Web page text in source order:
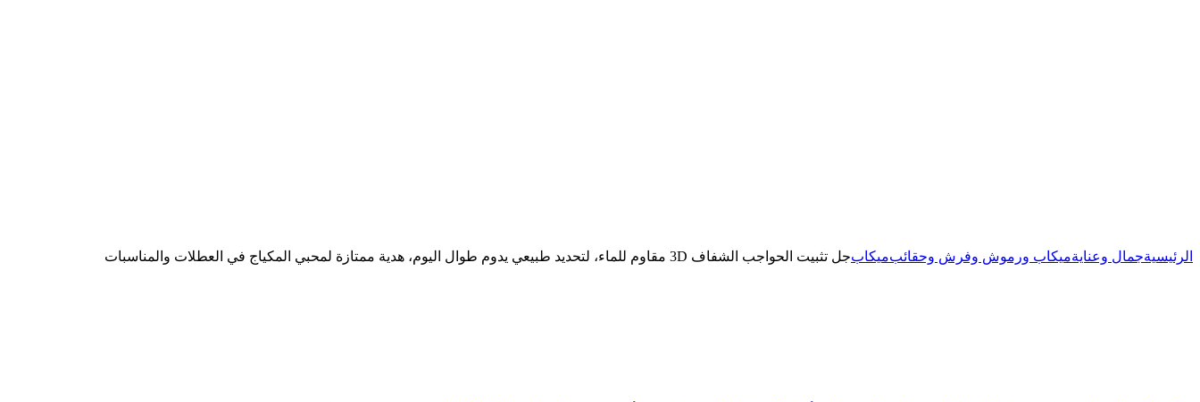
الرئيسيةجمال وعنايةميكاب ورموش وفرش وحقائبميكابجل تثبيت الحواجب الشفاف 3D مقاوم للماء، لتحديد طبيعي يدوم طوال اليوم، هدية ممتازة لمحبي المكياج في العطلات والمناسبات